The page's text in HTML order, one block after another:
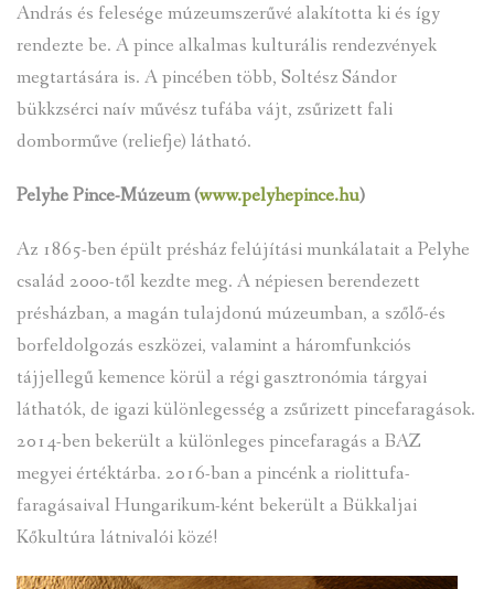
András és felesége múzeumszerűvé alakította ki és így
rendezte be. A pince alkalmas kulturális rendezvények
megtartására is. A pincében több, Soltész Sándor
bükkzsérci naív művész tufába vájt, zsűrizett fali
domborműve (reliefje) látható.
Pelyhe Pince-Múzeum (www.pelyhepince.hu)
Az 1865-ben épült présház felújítási munkálatait a Pelyhe
család 2000-től kezdte meg. A népiesen berendezett
présházban, a magán tulajdonú múzeumban, a szőlő-és
borfeldolgozás eszközei, valamint a háromfunkciós
tájjellegű kemence körül a régi gasztronómia tárgyai
láthatók, de igazi különlegesség a zsűrizett pincefaragások.
2014-ben bekerült a különleges pincefaragás a BAZ
megyei értéktárba. 2016-ban a pincénk a riolittufa-
faragásaival Hungarikum-ként bekerült a Bükkaljai
Kőkultúra látnivalói közé!